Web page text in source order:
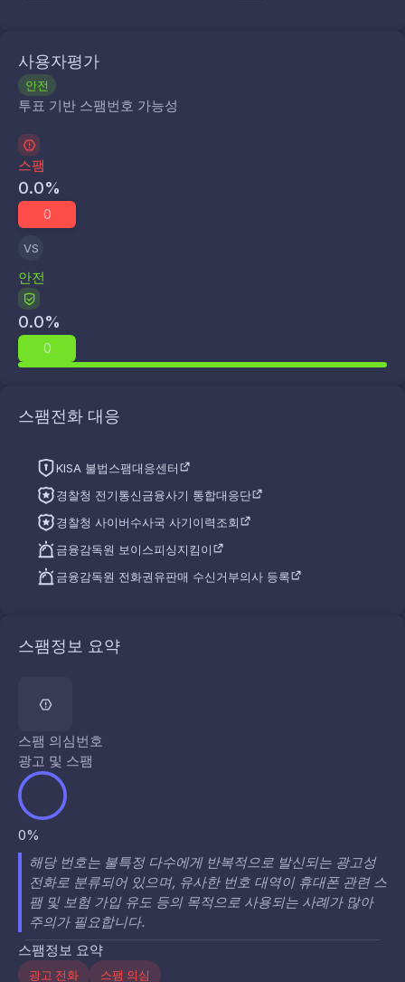
사용자평가
안전
투표 기반 스팸번호 가능성
스팸
0.0%
0
VS
안전
0.0%
0
스팸전화 대응
KISA 불법스팸대응센터
경찰청 전기통신금융사기 통합대응단
경찰청 사이버수사국 사기이력조회
금융감독원 보이스피싱지킴이
금융감독원 전화권유판매 수신거부의사 등록
스팸정보 요약
스팸 의심번호
광고 및 스팸
0%
해당 번호는 불특정 다수에게 반복적으로 발신되는 광고성
전화로 분류되어 있으며, 유사한 번호 대역이 휴대폰 관련 스
팸 및 보험 가입 유도 등의 목적으로 사용되는 사례가 많아
주의가 필요합니다.
스팸정보 요약
광고 전화 스팸 의심